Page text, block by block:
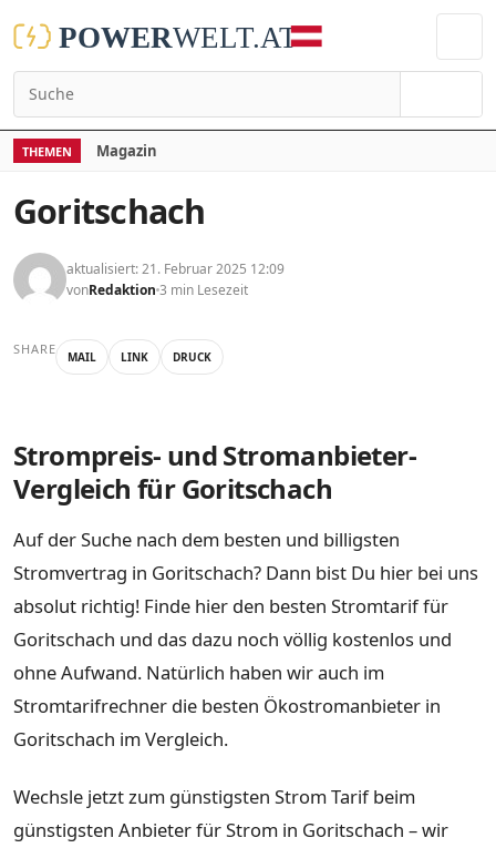
THEMEN Magazin
Goritschach
aktualisiert: 21. Februar 2025 12:09
vonRedaktion 3 min Lesezeit
SHARE MAIL LINK DRUCK
Strompreis- und Stromanbieter-
Vergleich für Goritschach
Auf der Suche nach dem besten und billigsten
Stromvertrag in Goritschach? Dann bist Du hier bei uns
absolut richtig! Finde hier den besten Stromtarif für
Goritschach und das dazu noch völlig kostenlos und
ohne Aufwand. Natürlich haben wir auch im
Stromtarifrechner die besten Ökostromanbieter in
Goritschach im Vergleich.
Wechsle jetzt zum günstigsten Strom Tarif beim
günstigsten Anbieter für Strom in Goritschach – wir